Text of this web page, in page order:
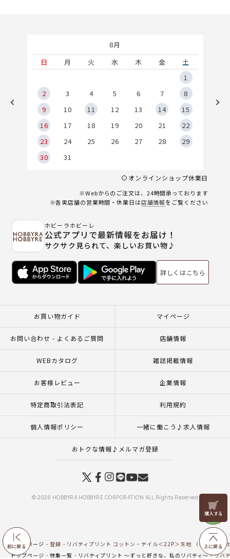
前に戻る
リリヤン
フェア
上に戻る
8月
日
月 火 水 木 金
土
1
2
3 4 5 6 7
8
9
10 11 12 13 14
15
16
17 18 19 20 21
22
23
24 25 26 27 28
29
30
31
オンラインショップ休業日
※Webからのご注文は、24時間承っております
※各実店舗の営業時間・休業日は店舗情報をご覧ください
ホビーラホビーレ
公式アプリで最新情報をお届け！
サクサク見られて、楽しいお買い物♪
詳しくはこちら
お買い物ガイド マイページ
お問い合わせ - よくあるご質問 店舗情報
WEBカタログ 雑誌掲載情報
お客様レビュー 企業情報
特定商取引法表記 利用規約
個人情報ポリシー 一緒に働こう♪求人情報
おトクな情報♪メルマガ登録
© 2026 HOBBYRA HOBBYRE CORPORATION ALL Rights Reserved
トップページ 登録
リバティプリント コットン・テイル＜22P＞生地 （ホビーラ
トップページ
特集一覧 リバティプリント ～ずっと好きな、私のリバティ～ リバ